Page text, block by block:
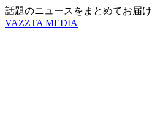
話題のニュースをまとめてお届け
VAZZTA MEDIA